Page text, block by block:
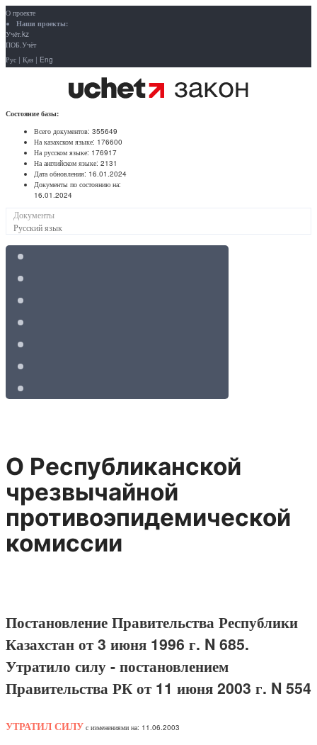
О проекте
Наши проекты:
Учёт.kz
ПОБ.Учёт
Рус | Қаз | Eng
Состояние базы:
Всего документов: 355649
На казахском языке: 176600
На русском языке: 176917
На английском языке: 2131
Дата обновления: 16.01.2024
Документы по состоянию на:
16.01.2024
Документы
Русский язык
О Республиканской
чрезвычайной
противоэпидемической
комиссии
Постановление Правительства Республики
Казахстан от 3 июня 1996 г. N 685.
Утратило силу - постановлением
Правительства РК от 11 июня 2003 г. N 554
УТРАТИЛ СИЛУ с изменениями на: 11.06.2003